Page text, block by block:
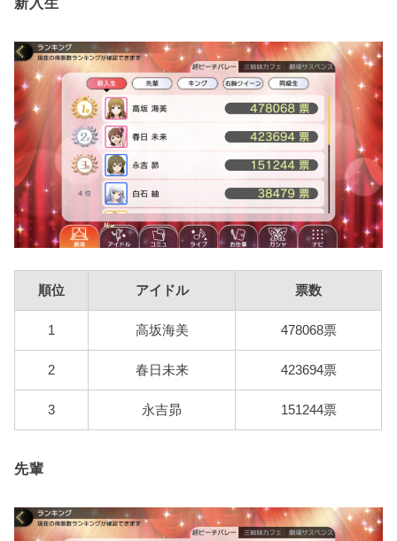
順位 アイドル 票数
1 高坂海美 478068票
2 春日未来 423694票
3 永吉昴 151244票
先輩